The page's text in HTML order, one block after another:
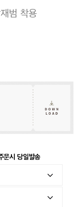
범 착용
문시 당일발송